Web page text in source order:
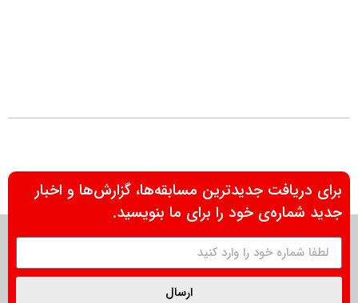
برای دریافت جدیدترین مسابقه‌ها، گزارش‌ها و اخبار
جدید شماره‌ی خود را برای ما بنویسید.
ارسال